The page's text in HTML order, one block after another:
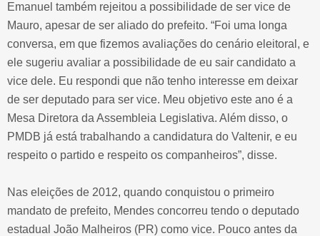
Emanuel também rejeitou a possibilidade de ser vice de
Mauro, apesar de ser aliado do prefeito. “Foi uma longa
conversa, em que fizemos avaliações do cenário eleitoral, e
ele sugeriu avaliar a possibilidade de eu sair candidato a
vice dele. Eu respondi que não tenho interesse em deixar
de ser deputado para ser vice. Meu objetivo este ano é a
Mesa Diretora da Assembleia Legislativa. Além disso, o
PMDB já está trabalhando a candidatura do Valtenir, e eu
respeito o partido e respeito os companheiros”, disse.
Nas eleições de 2012, quando conquistou o primeiro
mandato de prefeito, Mendes concorreu tendo o deputado
estadual João Malheiros (PR) como vice. Pouco antes da